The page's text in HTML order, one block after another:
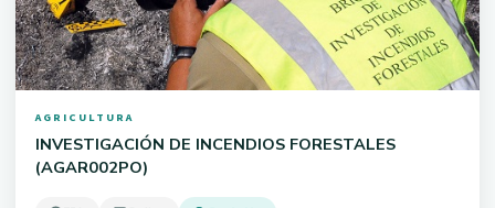
AGRICULTURA
INVESTIGACIÓN DE INCENDIOS FORESTALES
(AGAR002PO)